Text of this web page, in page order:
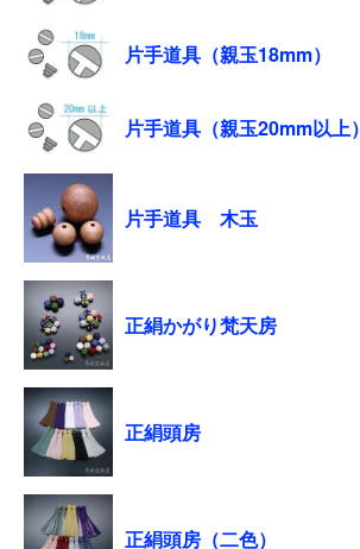
片手道具（親玉18mm）
片手道具（親玉20mm以上）
片手道具 木玉
正絹かがり梵天房
正絹頭房
正絹頭房（二色）